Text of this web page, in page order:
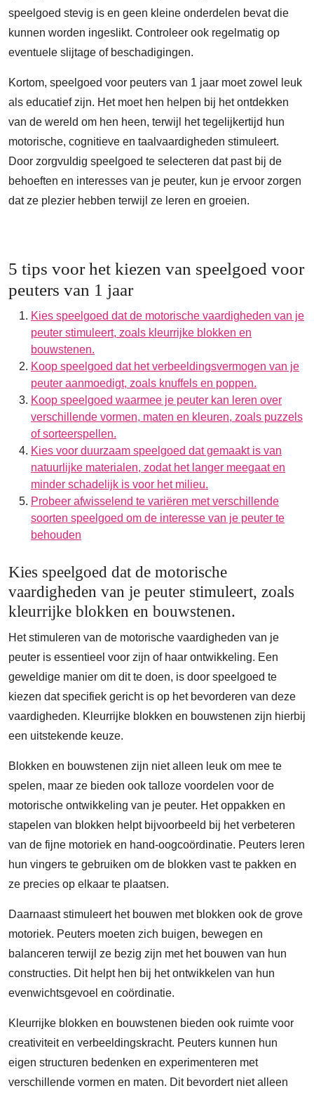
speelgoed stevig is en geen kleine onderdelen bevat die
kunnen worden ingeslikt. Controleer ook regelmatig op
eventuele slijtage of beschadigingen.
Kortom, speelgoed voor peuters van 1 jaar moet zowel leuk
als educatief zijn. Het moet hen helpen bij het ontdekken
van de wereld om hen heen, terwijl het tegelijkertijd hun
motorische, cognitieve en taalvaardigheden stimuleert.
Door zorgvuldig speelgoed te selecteren dat past bij de
behoeften en interesses van je peuter, kun je ervoor zorgen
dat ze plezier hebben terwijl ze leren en groeien.
5 tips voor het kiezen van speelgoed voor
peuters van 1 jaar
Kies speelgoed dat de motorische vaardigheden van je
peuter stimuleert, zoals kleurrijke blokken en
bouwstenen.
Koop speelgoed dat het verbeeldingsvermogen van je
peuter aanmoedigt, zoals knuffels en poppen.
Koop speelgoed waarmee je peuter kan leren over
verschillende vormen, maten en kleuren, zoals puzzels
of sorteerspellen.
Kies voor duurzaam speelgoed dat gemaakt is van
natuurlijke materialen, zodat het langer meegaat en
minder schadelijk is voor het milieu.
Probeer afwisselend te variëren met verschillende
soorten speelgoed om de interesse van je peuter te
behouden
Kies speelgoed dat de motorische
vaardigheden van je peuter stimuleert, zoals
kleurrijke blokken en bouwstenen.
Het stimuleren van de motorische vaardigheden van je
peuter is essentieel voor zijn of haar ontwikkeling. Een
geweldige manier om dit te doen, is door speelgoed te
kiezen dat specifiek gericht is op het bevorderen van deze
vaardigheden. Kleurrijke blokken en bouwstenen zijn hierbij
een uitstekende keuze.
Blokken en bouwstenen zijn niet alleen leuk om mee te
spelen, maar ze bieden ook talloze voordelen voor de
motorische ontwikkeling van je peuter. Het oppakken en
stapelen van blokken helpt bijvoorbeeld bij het verbeteren
van de fijne motoriek en hand-oogcoördinatie. Peuters leren
hun vingers te gebruiken om de blokken vast te pakken en
ze precies op elkaar te plaatsen.
Daarnaast stimuleert het bouwen met blokken ook de grove
motoriek. Peuters moeten zich buigen, bewegen en
balanceren terwijl ze bezig zijn met het bouwen van hun
constructies. Dit helpt hen bij het ontwikkelen van hun
evenwichtsgevoel en coördinatie.
Kleurrijke blokken en bouwstenen bieden ook ruimte voor
creativiteit en verbeeldingskracht. Peuters kunnen hun
eigen structuren bedenken en experimenteren met
verschillende vormen en maten. Dit bevordert niet alleen